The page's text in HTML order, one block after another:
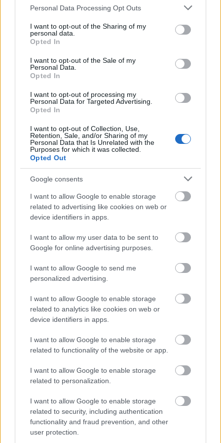
Please note that this website/app uses one or more Google
not limited to your visit or usage behaviour. You may click to
grant or deny consent to Google and its third-party tags to
use your data for below specified purposes in below Google
consent section.
Personal Data Processing Opt Outs
I want to opt-out of the Sharing of my
personal data.
Opted In
I want to opt-out of the Sale of my
Personal Data.
Opted In
I want to opt-out of processing my
Personal Data for Targeted Advertising.
Opted In
I want to opt-out of Collection, Use,
Retention, Sale, and/or Sharing of my
Personal Data that Is Unrelated with the
Purposes for which it was collected.
Opted Out
Google consents
I want to allow Google to enable storage
related to advertising like cookies on web or
device identifiers in apps.
I want to allow my user data to be sent to
Google for online advertising purposes.
I want to allow Google to send me
personalized advertising.
I want to allow Google to enable storage
related to analytics like cookies on web or
device identifiers in apps.
I want to allow Google to enable storage
related to functionality of the website or app.
I want to allow Google to enable storage
related to personalization.
I want to allow Google to enable storage
related to security, including authentication
functionality and fraud prevention, and other
user protection.
Αξιολογήσεις
Clear filters
Κάνετε την πρώτη αξιολόγηση για το προϊόν: “ΤΡΑΓΟΥΔΙ ΤΗΣ
ΔΟΥΛΕΙΑΣ”
Η ηλ. διεύθυνση σας δεν δημοσιεύεται. Τα υποχρεωτικά πεδία
σημειώνονται με *
Η αξιολόγησή σας *
*
αυτόν τον πλοηγό για την επόμενη φορά που θα σχολιάσω.
ΠΙΣΩ ΣΕ Προσκοπικά τραγούδια
Σχετικά προϊόντα
Λυκόπουλων
D A7 Αν ένα παιδί τύχει να σου πει D A
D A D πως Λυκόπουλο είναι, να μη
ΑΣΠΡΑ ΚΑΙ ΜΑΥΡΑ ΤΑ ΛΥΚΑΚΙΑ